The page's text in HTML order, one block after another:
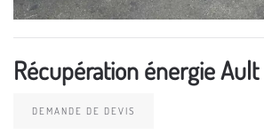
Récupération énergie Ault
DEMANDE DE DEVIS